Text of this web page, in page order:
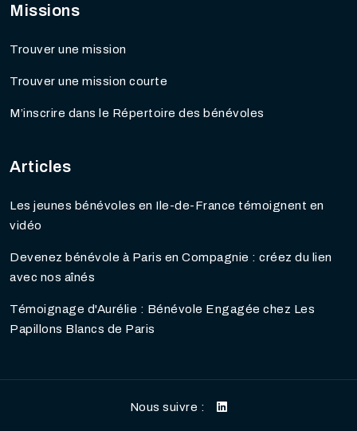
Missions
Trouver une mission
Trouver une mission courte
M’inscrire dans le Répertoire des bénévoles
Articles
Les jeunes bénévoles en Ile-de-France témoignent en
vidéo
Devenez bénévole à Paris en Compagnie : créez du lien
avec nos aînés
Témoignage d'Aurélie : Bénévole Engagée chez Les
Papillons Blancs de Paris
Nous suivre :